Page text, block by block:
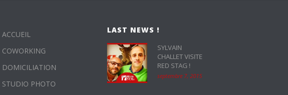
ACCUEIL
COWORKING
DOMICILIATION
STUDIO PHOTO
LAST NEWS !
SYLVAIN
CHALLET VISITE
RED STAG !
septembre 7, 2015